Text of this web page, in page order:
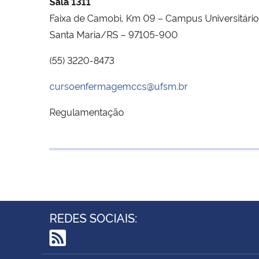
Faixa de Camobi, Km 09 – Campus Universitário
Santa Maria/RS – 97105-900
(55) 3220-8473
cursoenfermagemccs@ufsm.br
Regulamentação
REDES SOCIAIS: